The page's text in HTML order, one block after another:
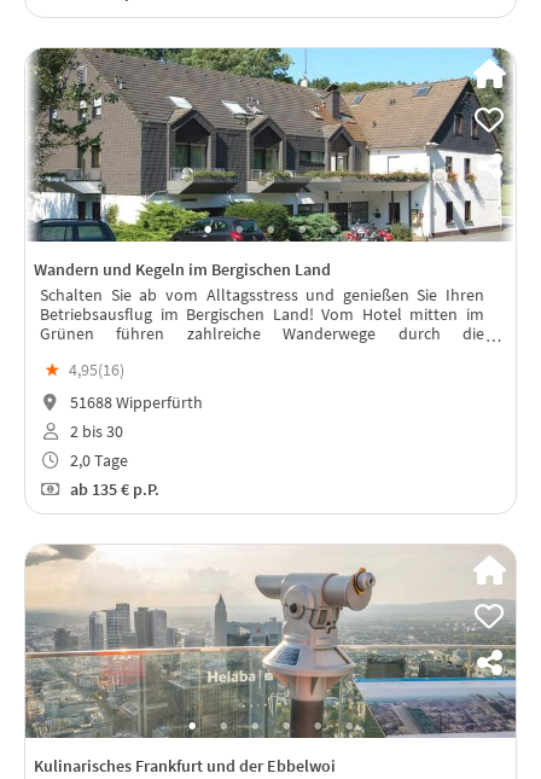
Wandern und Kegeln im Bergischen Land
Schalten Sie ab vom Alltagsstress und genießen Sie Ihren
Betriebsausflug im Bergischen Land! Vom Hotel mitten im
Grünen führen zahlreiche Wanderwege durch die
Landschaft. Auch ein Spaziergang durch den
★ 4,95(16)
51688 Wipperfürth
2 bis 30
2,0 Tage
ab135 € p.P.
Kulinarisches Frankfurt und der Ebbelwoi